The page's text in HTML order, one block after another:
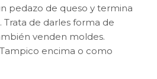
pedazo de queso y termina
Trata de darles forma de
venden moldes.
encima o como